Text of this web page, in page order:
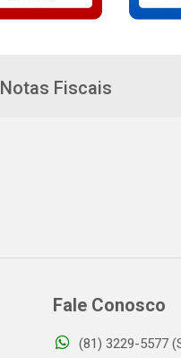
Notas Fiscais
Fale Conosco
(81) 3229-5577